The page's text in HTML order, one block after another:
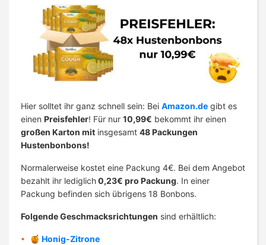
Hier solltet ihr ganz schnell sein: Bei Amazon.de gibt es
einen Preisfehler! Für nur 10,99€ bekommt ihr einen
großen Karton mit insgesamt 48 Packungen
Hustenbonbons!
Normalerweise kostet eine Packung 4€. Bei dem Angebot
bezahlt ihr lediglich0,23€ pro Packung. In einer
Packung befinden sich übrigens 18 Bonbons.
Folgende Geschmacksrichtungen sind erhältlich:
🍯 Honig-Zitrone